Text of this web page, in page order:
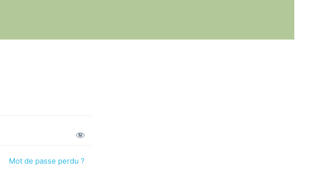
Mot de passe perdu ?